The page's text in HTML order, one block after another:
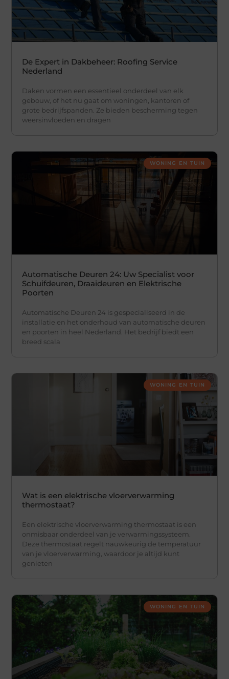
De Expert in Dakbeheer: Roofing Service
Nederland
Daken vormen een essentieel onderdeel van elk
gebouw, of het nu gaat om woningen, kantoren of
grote bedrijfspanden. Ze bieden bescherming tegen
weersinvloeden en dragen
WONING EN TUIN
Automatische Deuren 24: Uw Specialist voor
Schuifdeuren, Draaideuren en Elektrische
Poorten
Automatische Deuren 24 is gespecialiseerd in de
installatie en het onderhoud van automatische deuren
en poorten in heel Nederland. Het bedrijf biedt een
breed scala
WONING EN TUIN
Wat is een elektrische vloerverwarming
thermostaat?
Een elektrische vloerverwarming thermostaat is een
onmisbaar onderdeel van je verwarmingssysteem.
Deze thermostaat regelt nauwkeurig de temperatuur
van je vloerverwarming, waardoor je altijd kunt
genieten
WONING EN TUIN